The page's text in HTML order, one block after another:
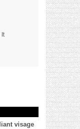
It
visage